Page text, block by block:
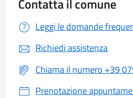
Contatta il comune
Leggi le domande
Richiedi assistenza
Chiama il numero +39
Prenotazione